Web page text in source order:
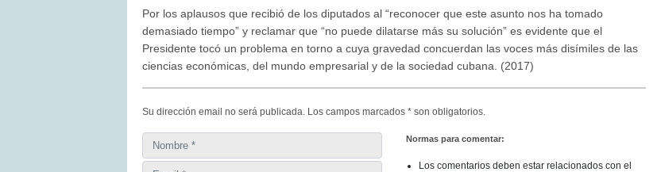
Por los aplausos que recibió de los diputados al “reconocer que este asunto nos ha tomado
demasiado tiempo” y reclamar que “no puede dilatarse más su solución” es evidente que el
Presidente tocó un problema en torno a cuya gravedad concuerdan las voces más disímiles de las
ciencias económicas, del mundo empresarial y de la sociedad cubana. (2017)
Su dirección email no será publicada. Los campos marcados * son obligatorios.
Normas para comentar:
Los comentarios deben estar relacionados con el